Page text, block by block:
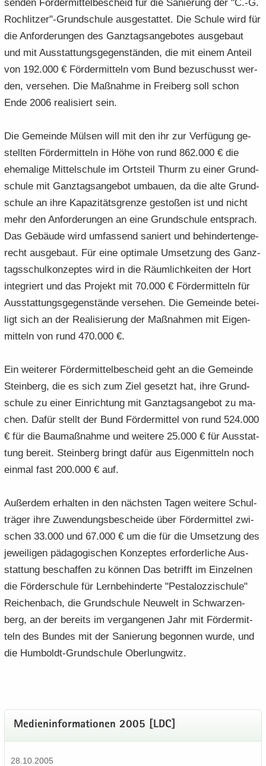
sen­den För­der­mit­tel­be­scheid für die Sa­nie­rung der "C.-G.
Roch­lit­zer"-​Grundschule aus­ge­stat­tet. Die Schu­le wird für
die An­for­de­run­gen des Ganz­tags­an­ge­bo­tes aus­ge­baut
und mit Aus­stat­tungs­ge­gen­stän­den, die mit einem An­teil
von 192.000 € För­der­mit­teln vom Bund be­zu­schusst wer­
den, ver­se­hen. Die Maß­nah­me in Frei­berg soll schon
Ende 2006 rea­li­siert sein.
Die Ge­mein­de Mül­sen will mit den ihr zur Ver­fü­gung ge­
stell­ten För­der­mit­teln in Höhe von rund 862.000 € die
ehe­ma­li­ge Mit­tel­schu­le im Orts­teil Thurm zu einer Grund­
schu­le mit Ganz­tags­an­ge­bot um­bau­en, da die alte Grund­
schu­le an ihre Ka­pa­zi­täts­gren­ze ge­sto­ßen ist und nicht
mehr den An­for­de­run­gen an eine Grund­schu­le ent­sprach.
Das Ge­bäu­de wird um­fas­send sa­niert und be­hin­der­ten­ge­
recht aus­ge­baut. Für eine op­ti­ma­le Um­set­zung des Ganz­
tags­schul­kon­zep­tes wird in die Räum­lich­kei­ten der Hort
in­te­griert und das Pro­jekt mit 70.000 € För­der­mit­teln für
Aus­stat­tungs­ge­gen­stän­de ver­se­hen. Die Ge­mein­de be­tei­
ligt sich an der Rea­li­sie­rung der Maß­nah­men mit Ei­gen­
mit­teln von rund 470.000 €.
Ein wei­te­rer För­der­mit­tel­be­scheid geht an die Ge­mein­de
Stein­berg, die es sich zum Ziel ge­setzt hat, ihre Grund­
schu­le zu einer Ein­rich­tung mit Ganz­tags­an­ge­bot zu ma­
chen. Dafür stellt der Bund För­der­mit­tel von rund 524.000
€ für die Bau­maß­nah­me und wei­te­re 25.000 € für Aus­stat­
tung be­reit. Stein­berg bringt dafür aus Ei­gen­mit­teln noch
ein­mal fast 200.000 € auf.
Au­ßer­dem er­hal­ten in den nächs­ten Tagen wei­te­re Schul­
trä­ger ihre Zu­wen­dungs­be­schei­de über För­der­mit­tel zwi­
schen 33.000 und 67.000 € um die für die Um­set­zung des
je­wei­li­gen päd­ago­gi­schen Kon­zep­tes er­for­der­li­che Aus­
stat­tung be­schaf­fen zu kön­nen Das be­trifft im Ein­zel­nen
die För­der­schu­le für Lern­be­hin­der­te "Pes­ta­loz­zi­schu­le"
Rei­chen­bach, die Grund­schu­le Neu­welt in Schwar­zen­
berg, an der be­reits im ver­gan­ge­nen Jahr mit För­der­mit­
teln des Bun­des mit der Sa­nie­rung be­gon­nen wurde, und
die Humboldt-​Grundschule Ober­lung­witz.
Me­di­en­in­for­ma­tio­nen 2005 [LDC]
28.10.2005